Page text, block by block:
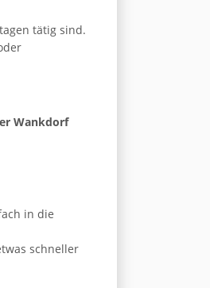
tätig sind.
Wankdorf
in die
schneller